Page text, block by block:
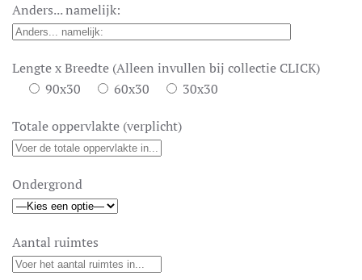
Anders... namelijk:
Lengte x Breedte (Alleen invullen bij collectie CLICK)
90x30
60x30 30x30
Totale oppervlakte (verplicht)
Ondergrond
Aantal ruimtes